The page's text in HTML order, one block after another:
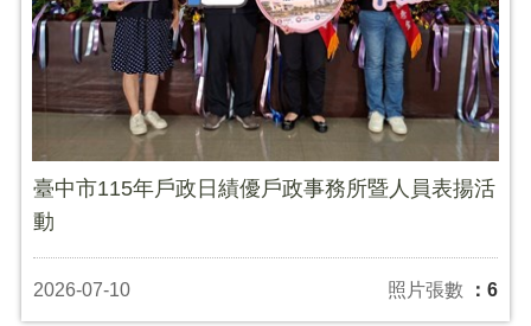
臺中市115年戶政日績優戶政事務所暨人員表揚活
動
2026-07-10 照片張數 ：6